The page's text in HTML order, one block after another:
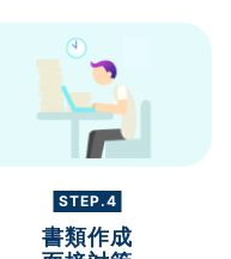
STEP.4
書類作成